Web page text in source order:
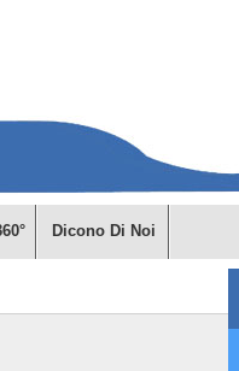
Dicono Di Noi